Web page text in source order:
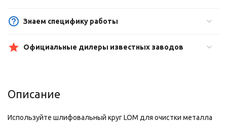
Знаем специфику работы
Официальные дилеры известных заводов
Описание
Используйте шлифовальный круг LOM для очистки металла